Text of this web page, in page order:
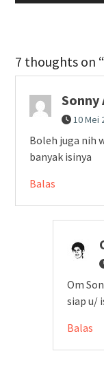
7 thoughts on
Sonny
10 Mei
Boleh juga nih
banyak isinya
Balas
Om
siap u/
Balas